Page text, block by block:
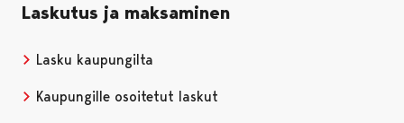
Laskutus ja maksaminen
Lasku kaupungilta
Kaupungille osoitetut laskut